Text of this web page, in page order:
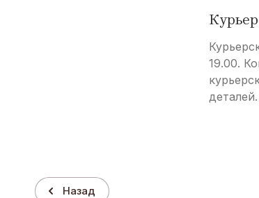
19.00.
деталей.
Назад